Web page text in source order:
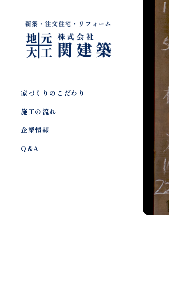
家づくりのこだわり
施工の流れ
企業情報
Q&A